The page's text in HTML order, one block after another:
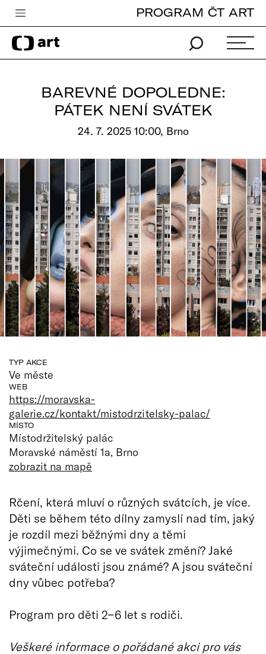
Česká televize
Zpravodajství
Vše o ČT
PROGRAM ČT ART
BAREVNÉ DOPOLEDNE:
PÁTEK NENÍ SVÁTEK
24. 7. 2025 10:00, Brno
TYP AKCE
Ve měste
WEB
https://moravska-
galerie.cz/kontakt/mistodrzitelsky-palac/
MÍSTO
Místodržitelský palác
Moravské náměstí 1a, Brno
zobrazit na mapě
Rčení, která mluví o různých svátcích, je více.
Děti se během této dílny zamyslí nad tím, jaký
je rozdíl mezi běžnými dny a těmi
výjimečnými. Co se ve svátek změní? Jaké
sváteční události jsou známé? A jsou sváteční
dny vůbec potřeba?
Program pro děti 2−6 let s rodiči.
Veškeré informace o pořádané akci pro vás